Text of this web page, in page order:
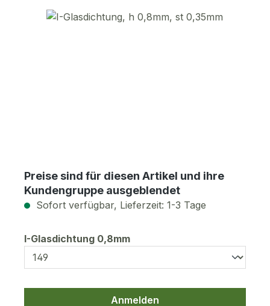
Bildergalerie überspringen
Preise sind für diesen Artikel und ihre
Kundengruppe ausgeblendet
Sofort verfügbar, Lieferzeit: 1-3 Tage
I-Glasdichtung 0,8mmauswählen
Anmelden